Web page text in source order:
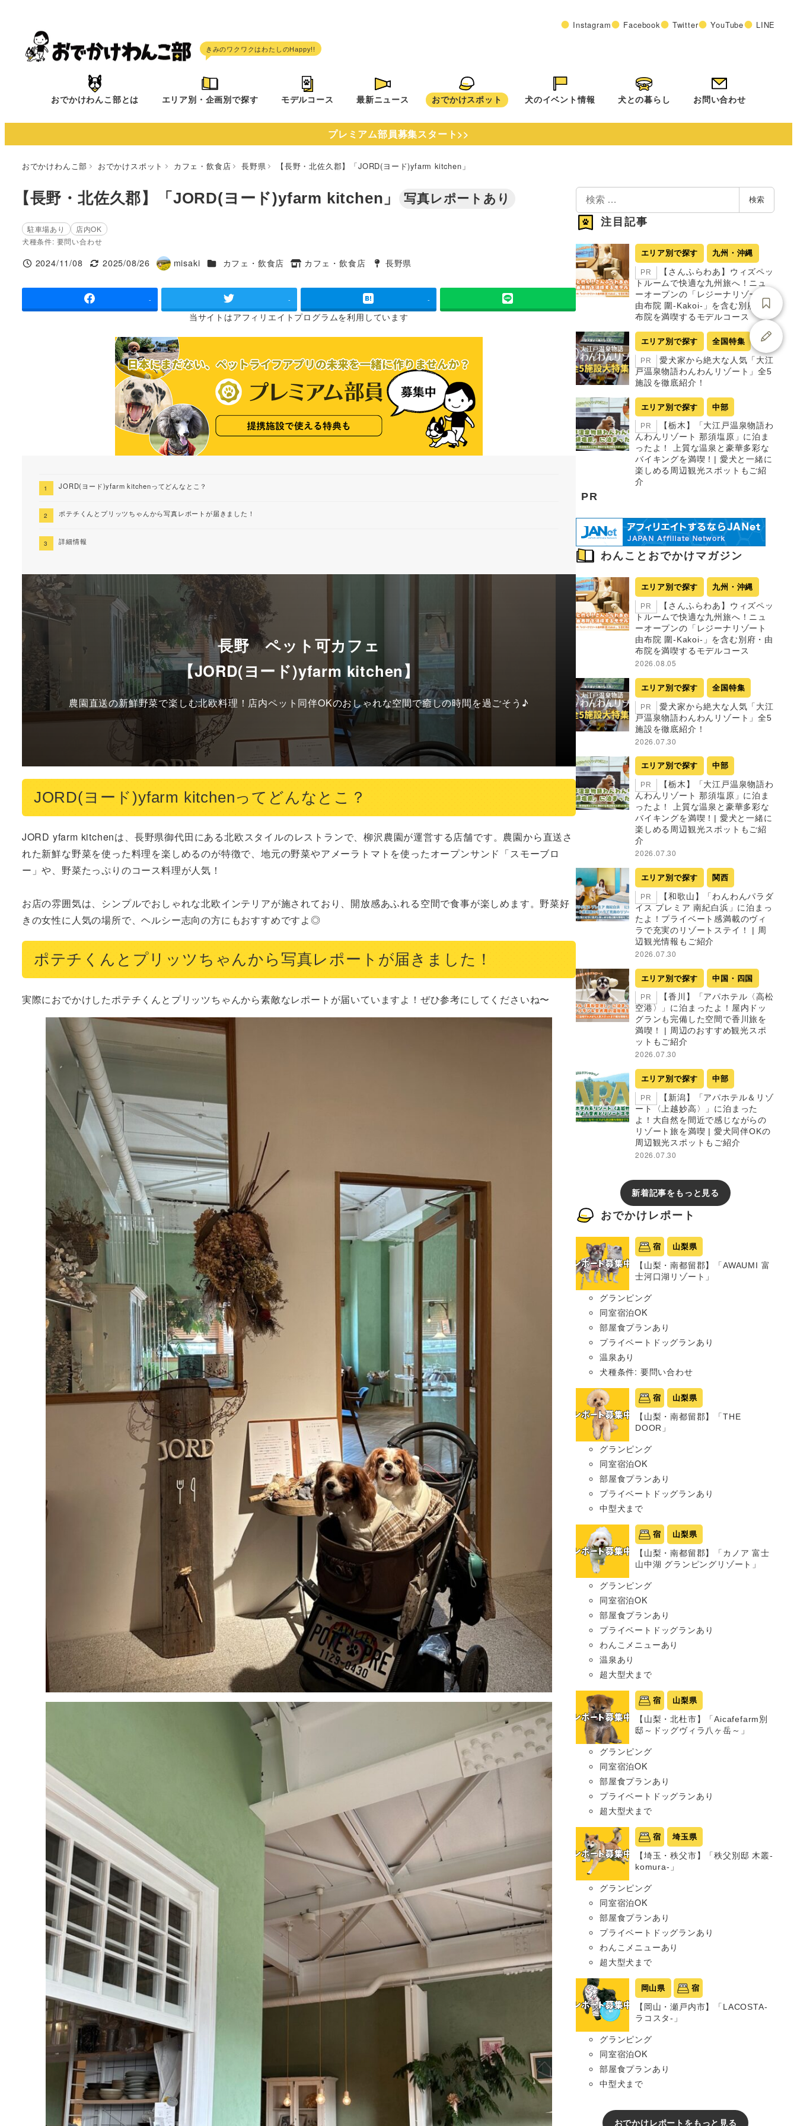
へ
Instagram Facebook Twitter YouTube LINE
おでかけわんこ部とは エリア別・企画別で探す モデルコース 最新ニュース おでかけスポット 犬のイベント情報 犬との暮らし お問い合わせ
プレミアム部員募集スタート>>
おでかけわんこ部 おでかけスポット カフェ・飲食店 長野県 【長野・北佐久郡】「JORD(ヨード)yfarm kitchen」
【長野・北佐久郡】「JORD(ヨード)yfarm kitchen」 写真レポートあり
駐車場あり
店内OK
犬種条件: 要問い合わせ
投稿日
2024/11/08
更新日
2025/08/26
著
misaki 施設ジャンル
カフェ・飲食店
タグ
カフェ・飲食店
タグ
長野県
- - -
当サイトはアフィリエイトプログラムを利用しています
JORD(ヨード)yfarm kitchenってどんなとこ？
ポテチくんとプリッツちゃんから写真レポートが届きました！
詳細情報
長野 ペット可カフェ
【JORD(ヨード)yfarm kitchen】
農園直送の新鮮野菜で楽しむ北欧料理！店内ペット同伴OKのおしゃれな空間で癒しの時間を過ごそう♪
JORD(ヨード)yfarm kitchenってどんなとこ？
JORD yfarm kitchenは、長野県御代田にある北欧スタイルのレストランで、柳沢農園が運営する店舗です。農園から直送さ
れた新鮮な野菜を使った料理を楽しめるのが特徴で、地元の野菜やアメーラトマトを使ったオープンサンド「スモーブロ
ー」や、野菜たっぷりのコース料理が人気！
お店の雰囲気は、シンプルでおしゃれな北欧インテリアが施されており、開放感あふれる空間で食事が楽しめます。野菜好
きの女性に人気の場所で、ヘルシー志向の方にもおすすめですよ◎
ポテチくんとプリッツちゃんから写真レポートが届きました！
実際におでかけしたポテチくんとプリッツちゃんから素敵なレポートが届いていますよ！ぜひ参考にしてくださいね〜
検
索
検索
注目記事
エリア別で探す 九州・沖縄
PR
【さんふらわあ】ウィズペッ
トルームで快適な九州旅へ！ニュ
ーオープンの「レジーナリゾート
由布院 圍-Kakoi-」を含む別府・由
布院を満喫するモデルコース
エリア別で探す 全国特集
PR
愛犬家から絶大な人気「大江
戸温泉物語わんわんリゾート」全5
施設を徹底紹介！
エリア別で探す 中部
PR
【栃木】「大江戸温泉物語わ
んわんリゾート 那須塩原」に泊ま
ったよ！ 上質な温泉と豪華多彩な
バイキングを満喫！| 愛犬と一緒に
楽しめる周辺観光スポットもご紹
介
PR
わんことおでかけマガジン
エリア別で探す 九州・沖縄
PR
【さんふらわあ】ウィズペッ
トルームで快適な九州旅へ！ニュ
ーオープンの「レジーナリゾート
由布院 圍-Kakoi-」を含む別府・由
布院を満喫するモデルコース
2026.08.05
エリア別で探す 全国特集
PR
愛犬家から絶大な人気「大江
戸温泉物語わんわんリゾート」全5
施設を徹底紹介！
2026.07.30
エリア別で探す 中部
PR
【栃木】「大江戸温泉物語わ
んわんリゾート 那須塩原」に泊ま
ったよ！ 上質な温泉と豪華多彩な
バイキングを満喫！| 愛犬と一緒に
楽しめる周辺観光スポットもご紹
介
2026.07.30
エリア別で探す 関西
PR
【和歌山】「わんわんパラダ
イス プレミア 南紀白浜」に泊まっ
たよ！プライベート感満載のヴィ
ラで充実のリゾートステイ！ | 周
辺観光情報もご紹介
2026.07.30
エリア別で探す 中国・四国
PR
【香川】「アパホテル〈高松
空港〉」に泊まったよ！屋内ドッ
グランも完備した空間で香川旅を
満喫！ | 周辺のおすすめ観光スポ
ットもご紹介
2026.07.30
エリア別で探す 中部
PR
【新潟】「アパホテル＆リゾ
ート〈上越妙高〉」に泊まった
よ！大自然を間近で感じながらの
リゾート旅を満喫 | 愛犬同伴OKの
周辺観光スポットもご紹介
2026.07.30
新着記事をもっと見る
おでかけレポート
宿 山梨県
【山梨・南都留郡】「AWAUMI 富
士河口湖リゾート」
グランピング
同室宿泊OK
部屋食プランあり
プライベートドッグランあり
温泉あり
犬種条件: 要問い合わせ
宿 山梨県
【山梨・南都留郡】「THE
DOOR」
グランピング
同室宿泊OK
部屋食プランあり
プライベートドッグランあり
中型犬まで
宿 山梨県
【山梨・南都留郡】「カノア 富士
山中湖 グランピングリゾート」
グランピング
同室宿泊OK
部屋食プランあり
プライベートドッグランあり
わんこメニューあり
温泉あり
超大型犬まで
宿 山梨県
【山梨・北杜市】「Aicafefarm別
邸～ドッグヴィラ八ヶ岳～」
グランピング
同室宿泊OK
部屋食プランあり
プライベートドッグランあり
超大型犬まで
宿 埼玉県
【埼玉・秩父市】「秩父別邸 木叢-
komura-」
グランピング
同室宿泊OK
部屋食プランあり
プライベートドッグランあり
わんこメニューあり
超大型犬まで
岡山県 宿
【岡山・瀬戸内市】「LACOSTA-
ラコスタ-」
グランピング
同室宿泊OK
部屋食プランあり
中型犬まで
おでかけレポートをもっと見る